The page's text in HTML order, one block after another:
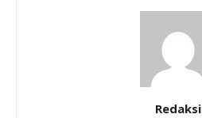
Redaksi